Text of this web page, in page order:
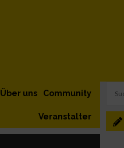
Community
Über uns
Veranstalter